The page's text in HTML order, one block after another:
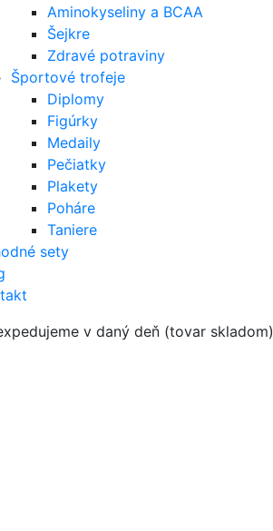
Aminokyseliny a BCAA
Šejkre
Zdravé potraviny
Športové trofeje
Diplomy
Figúrky
Medaily
Pečiatky
Plakety
Poháre
Taniere
sety
v daný deň (tovar skladom)